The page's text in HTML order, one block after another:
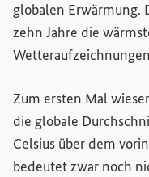
globalen Erwärmung.
zehn Jahre die
Zum ersten Mal
die globale
Celsius über dem
bedeutet zwar noch